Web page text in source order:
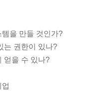
을 만들 것인가?
는 권한이 있나?
얻을 수 있나?